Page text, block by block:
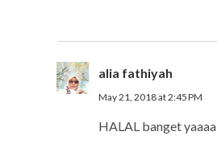
alia fathiyah
May 21, 2018 at 2:45 PM
HALAL banget yaaaa